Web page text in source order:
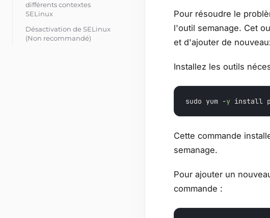
différents contextes
SELinux
Désactivation de SELinux
(Non recommandé)
Pour résoudre le
l'outil semanage. Cet
et d'ajouter de
Installez les outils
sudo yum -y install
Cette commande
semanage.
Pour ajouter un
commande :